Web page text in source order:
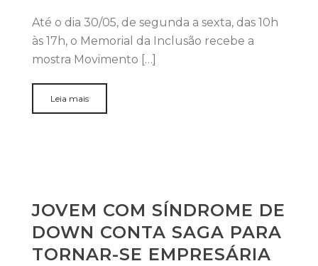
Até o dia 30/05, de segunda a sexta, das 10h
às 17h, o Memorial da Inclusão recebe a
mostra Movimento […]
Leia mais
JOVEM COM SÍNDROME DE
DOWN CONTA SAGA PARA
TORNAR-SE EMPRESÁRIA